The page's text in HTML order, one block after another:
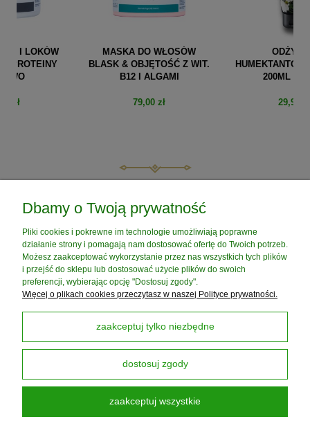
MASKA DO WŁOSÓW
BLASK & OBJĘTOŚĆ Z WIT.
B12 I ALGAMI
do koszyka
HUMEKTANTOWA PIWONIA
200ML ANWEN
do koszyka
MOJE KONTO
PŁATNOŚCI I DOSTAWA
INFORMACJE
O NAS
Darmowa Dostawa od 199 zł
Dbamy o Twoją prywatność
Pliki cookies i pokrewne im technologie umożliwiają poprawne
działanie strony i pomagają nam dostosować ofertę do Twoich potrzeb.
Możesz zaakceptować wykorzystanie przez nas wszystkich tych plików
i przejść do sklepu lub dostosować użycie plików do swoich
preferencji, wybierając opcję "Dostosuj zgody".
Więcej o plikach cookies przeczytasz w naszej Polityce prywatności.
zaakceptuj tylko niezbędne
dostosuj zgody
zaakceptuj wszystkie